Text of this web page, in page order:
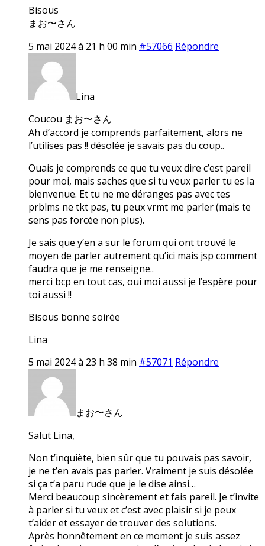
Bisous
まお〜さん
5 mai 2024 à 21 h 00 min #57066 Répondre
Lina
Coucou まお〜さん
Ah d’accord je comprends parfaitement, alors ne
l’utilises pas !! désolée je savais pas du coup..
Ouais je comprends ce que tu veux dire c’est pareil
pour moi, mais saches que si tu veux parler tu es la
bienvenue. Et tu ne me déranges pas avec tes
prblms ne tkt pas, tu peux vrmt me parler (mais te
sens pas forcée non plus).
Je sais que y’en a sur le forum qui ont trouvé le
moyen de parler autrement qu’ici mais jsp comment
faudra que je me renseigne..
merci bcp en tout cas, oui moi aussi je l’espère pour
toi aussi !!
Bisous bonne soirée
Lina
5 mai 2024 à 23 h 38 min #57071 Répondre
まお〜さん
Salut Lina,
Non t’inquiète, bien sûr que tu pouvais pas savoir,
je ne t’en avais pas parler. Vraiment je suis désolée
si ça t’a paru rude que je le dise ainsi…
Merci beaucoup sincèrement et fais pareil. Je t’invite
à parler si tu veux et c’est avec plaisir si je peux
t’aider et essayer de trouver des solutions.
Après honnêtement en ce moment je suis assez